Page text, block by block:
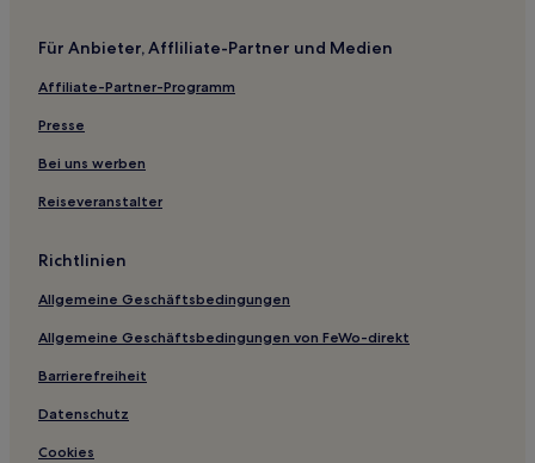
Hotels nahe Baolong Tongle-Station
Huiyang: Hotels
Hotels nahe Longfeng Villa Video Resort
Fenggang: Hotels
Hotels nahe Interlaken-Station
Hotels nahe Station Shenzhen Convention and Exhibition
Center
Für Anbieter, Affliliate-Partner und Medien
Affiliate-Partner-Programm
Presse
Bei uns werben
Reiseveranstalter
Richtlinien
Allgemeine Geschäftsbedingungen
Allgemeine Geschäftsbedingungen von FeWo-direkt
Barrierefreiheit
Datenschutz
Cookies